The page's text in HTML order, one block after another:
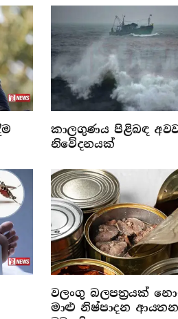
කාලගුණය පිළිබඳ
නිවේදනයක්
වලංගු බලපත්‍රයක්
මාළු නිෂ්පාදන